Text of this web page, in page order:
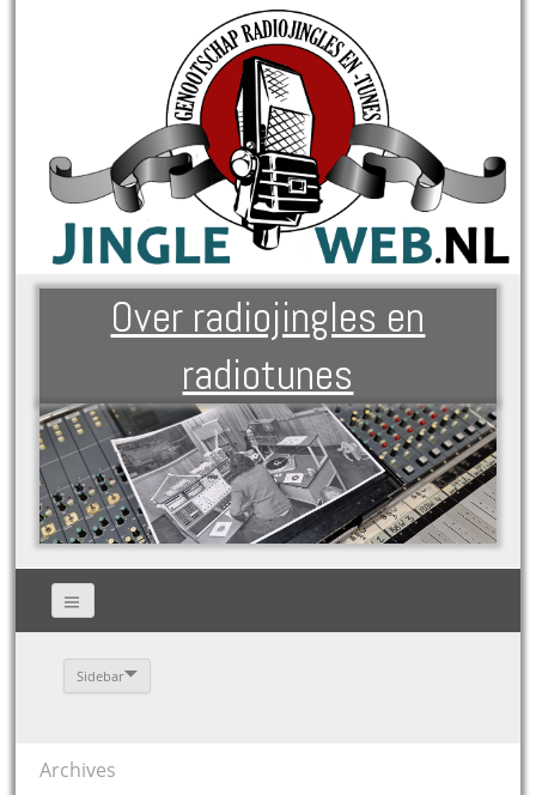
Over radiojingles en
radiotunes
Sidebar
Archives